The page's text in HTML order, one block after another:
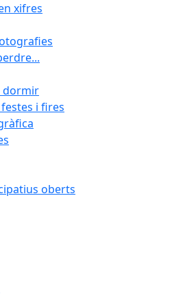
xifres
dormir
i fires
oberts